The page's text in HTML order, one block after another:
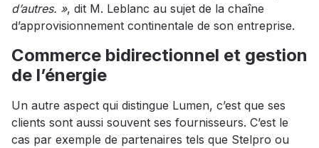
d’autres. », dit M. Leblanc au sujet de la chaîne
d’approvisionnement continentale de son entreprise.
Commerce bidirectionnel et gestion
de l’énergie
Un autre aspect qui distingue Lumen, c’est que ses
clients sont aussi souvent ses fournisseurs. C’est le
cas par exemple de partenaires tels que Stelpro ou